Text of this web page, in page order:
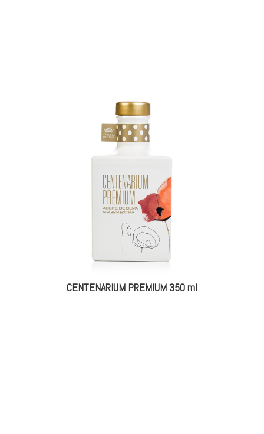
CENTENARIUM PREMIUM 350 ml